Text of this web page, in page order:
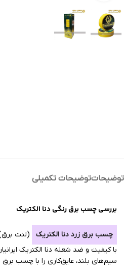
توضیحاتتوضیحات تکمیلی
بررسی چسب برق رنگی دنا الکتریک
چسب برق زرد دنا الکتریک
با کیفیت و ضد شعله دنا الکتریک
سیم‌های بلند، عایق‌کاری را با چسب